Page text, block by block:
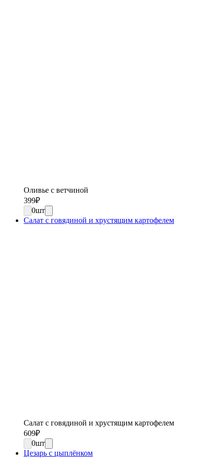
Оливье с ветчиной
399₽
0шт
Салат с говядиной и хрустящим картофелем
Салат с говядиной и хрустящим картофелем
609₽
0шт
Цезарь с цыплёнком